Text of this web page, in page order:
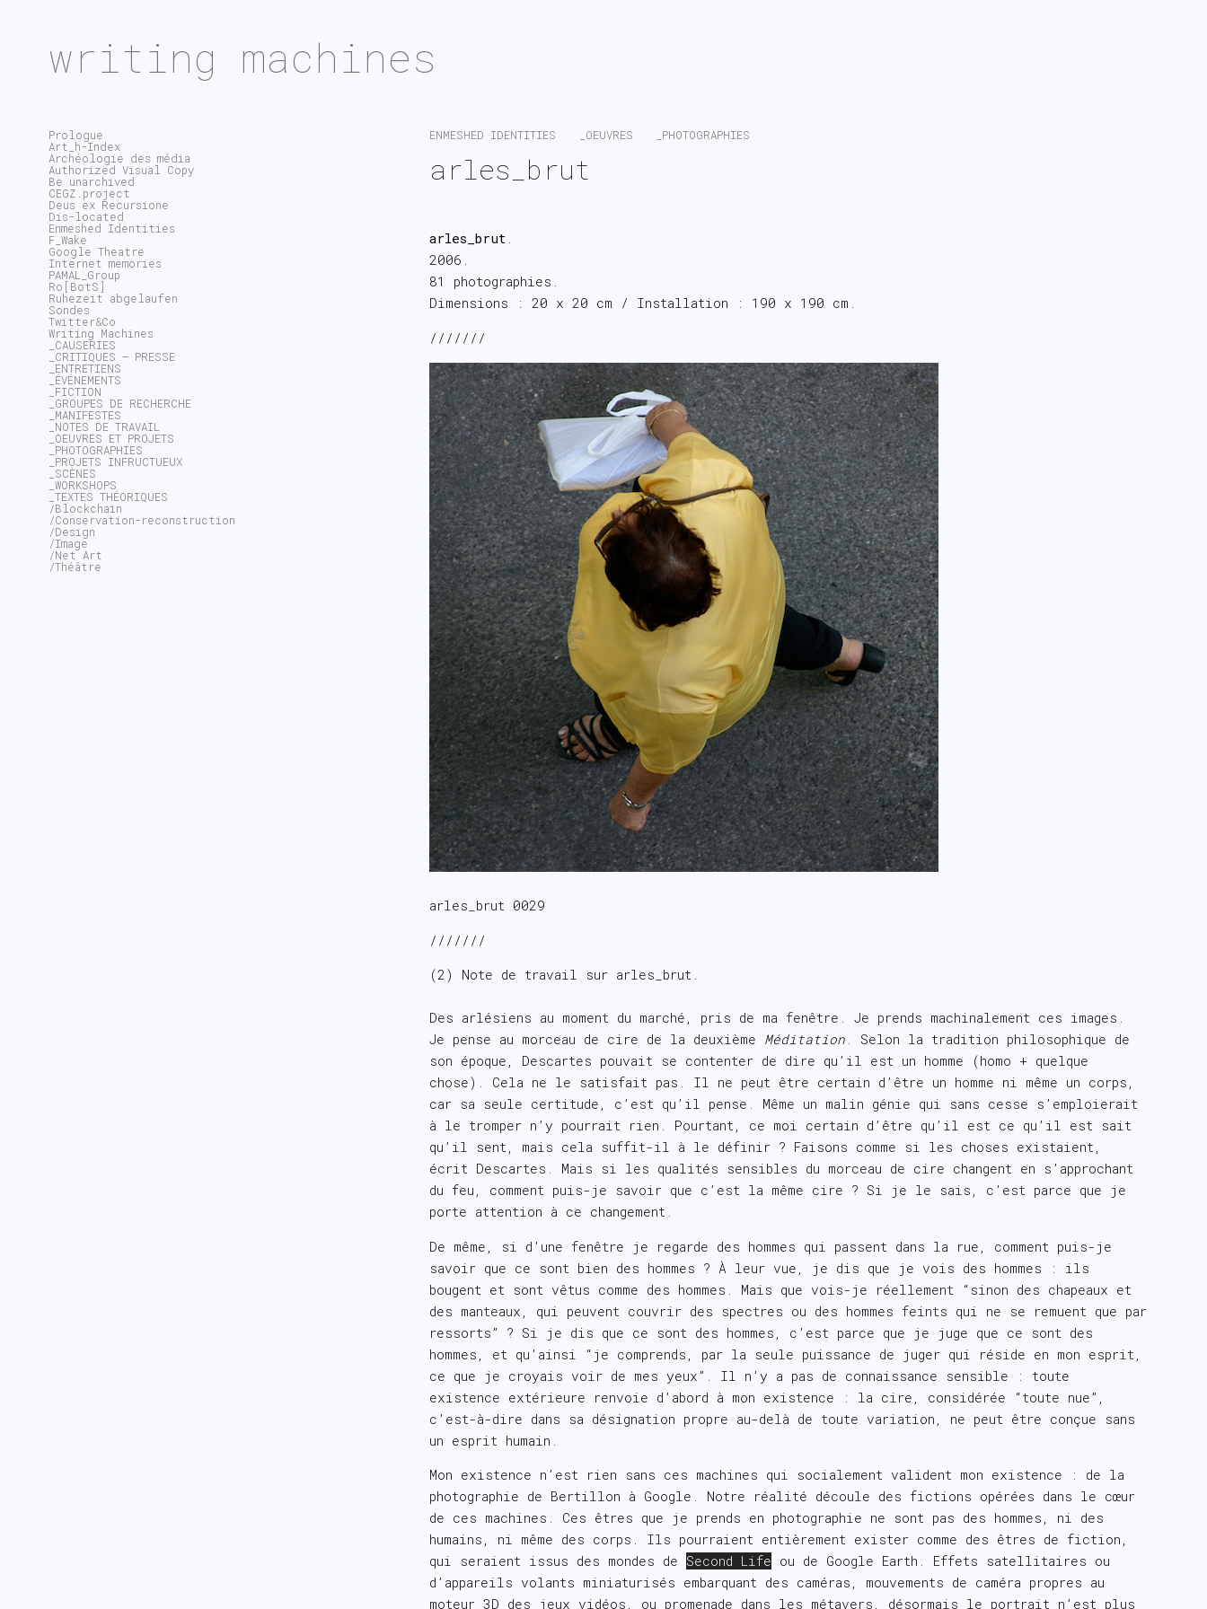
writing machines
ENMESHED IDENTITIES _OEUVRES _PHOTOGRAPHIES
arles_brut
arles_brut .
2006.
81 photographies.
Dimensions : 20 x 20 cm / Installation : 190 x 190 cm.
///////
arles_brut 0029
///////
(2) Note de travail sur arles_brut.
Des arlésiens au moment du marché, pris de ma fenêtre. Je prends machinalement ces images.
Je pense au morceau de cire de la deuxième Méditation . Selon la tradition philosophique de
son époque, Descartes pouvait se contenter de dire qu’il est un homme (homo + quelque
chose). Cela ne le satisfait pas. Il ne peut être certain d’être un homme ni même un corps,
car sa seule certitude, c’est qu’il pense. Même un malin génie qui sans cesse s’emploierait
à le tromper n’y pourrait rien. Pourtant, ce moi certain d’être qu’il est ce qu’il est sait
qu’il sent, mais cela suffit-il à le définir ? Faisons comme si les choses existaient,
écrit Descartes. Mais si les qualités sensibles du morceau de cire changent en s’approchant
du feu, comment puis-je savoir que c’est la même cire ? Si je le sais, c’est parce que je
porte attention à ce changement.
De même, si d’une fenêtre je regarde des hommes qui passent dans la rue, comment puis-je
savoir que ce sont bien des hommes ? À leur vue, je dis que je vois des hommes : ils
bougent et sont vêtus comme des hommes. Mais que vois-je réellement “sinon des chapeaux et
des manteaux, qui peuvent couvrir des spectres ou des hommes feints qui ne se remuent que par
ressorts” ? Si je dis que ce sont des hommes, c’est parce que je juge que ce sont des
hommes, et qu’ainsi “je comprends, par la seule puissance de juger qui réside en mon esprit,
ce que je croyais voir de mes yeux”. Il n’y a pas de connaissance sensible : toute
existence extérieure renvoie d’abord à mon existence : la cire, considérée “toute nue”,
c’est-à-dire dans sa désignation propre au-delà de toute variation, ne peut être conçue sans
un esprit humain.
Mon existence n’est rien sans ces machines qui socialement valident mon existence : de la
photographie de Bertillon à Google. Notre réalité découle des fictions opérées dans le cœur
de ces machines. Ces êtres que je prends en photographie ne sont pas des hommes, ni des
humains, ni même des corps. Ils pourraient entièrement exister comme des êtres de fiction,
qui seraient issus des mondes de Second Life ou de Google Earth. Effets satellitaires ou
d’appareils volants miniaturisés embarquant des caméras, mouvements de caméra propres au
moteur 3D des jeux vidéos, ou promenade dans les métavers, désormais le portrait n’est plus
Prologue
Art_h-Index
Archéologie des média
Authorized Visual Copy
Be unarchived
CEGZ.project
Deus ex Recursione
Dis-located
Enmeshed Identities
F_Wake
Google Theatre
Internet memories
PAMAL_Group
Ro[BotS]
Ruhezeit abgelaufen
Sondes
Twitter&Co
Writing Machines
_CAUSERIES
_CRITIQUES – PRESSE
_ENTRETIENS
_ÉVÉNEMENTS
_FICTION
_GROUPES DE RECHERCHE
_MANIFESTES
_NOTES DE TRAVAIL
_OEUVRES ET PROJETS
_PHOTOGRAPHIES
_PROJETS INFRUCTUEUX
_SCÈNES
_WORKSHOPS
_TEXTES THÉORIQUES
/Blockchain
/Conservation-reconstruction
/Design
/Image
/Net Art
/Théâtre